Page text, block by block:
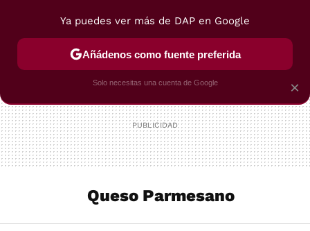
POSTRES VIAJES SELECCIÓN VEGUI
Queso Parmesano
×
Ya puedes ver más de DAP en Google
Añádenos como fuente preferida
Solo necesitas una cuenta de Google